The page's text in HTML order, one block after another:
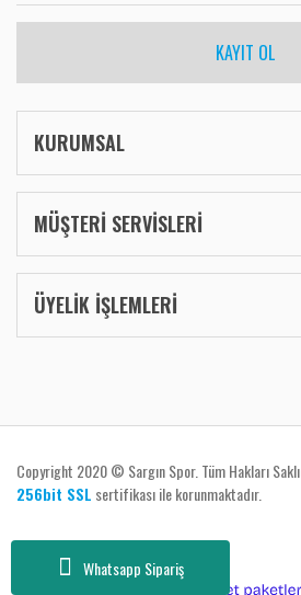
Whatsapp Sipariş
KAYIT OL
KURUMSAL
MÜŞTERİ SERVİSLERİ
ÜYELİK İŞLEMLERİ
Copyright 2020 © Sargın Spor. Tüm Hakları
256bit SSL sertifikası ile korunmaktadır.